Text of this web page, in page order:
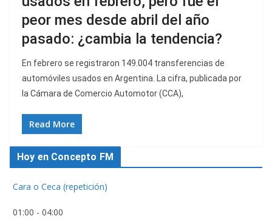
peor mes desde abril del año
pasado: ¿cambia la tendencia?
En febrero se registraron 149.004 transferencias de
automóviles usados en Argentina. La cifra, publicada por
la Cámara de Comercio Automotor (CCA),
Read More
Hoy en Concepto FM
Cara o Ceca (repetición)
01:00 - 04:00